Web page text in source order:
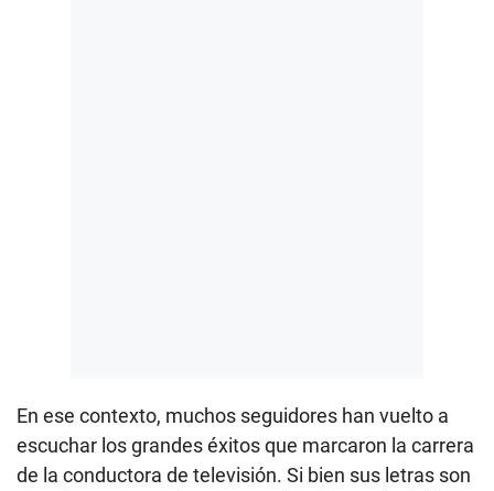
En ese contexto, muchos seguidores han vuelto a
escuchar los grandes éxitos que marcaron la carrera
de la conductora de televisión. Si bien sus letras son